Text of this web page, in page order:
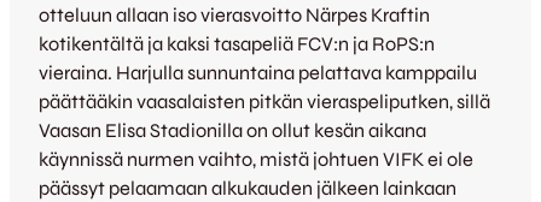
otteluun allaan iso vierasvoitto Närpes Kraftin
kotikentältä ja kaksi tasapeliä FCV:n ja RoPS:n
vieraina. Harjulla sunnuntaina pelattava kamppailu
päättääkin vaasalaisten pitkän vieraspeliputken, sillä
Vaasan Elisa Stadionilla on ollut kesän aikana
käynnissä nurmen vaihto, mistä johtuen VIFK ei ole
päässyt pelaamaan alkukauden jälkeen lainkaan